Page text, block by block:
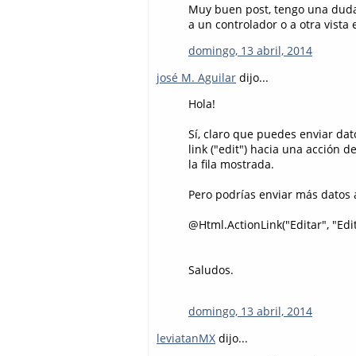
Muy buen post, tengo una
a un controlador o a otra vista
domingo, 13 abril, 2014
josé M. Aguilar dijo...
Hola!
Sí, claro que puedes enviar
link ("edit") hacia una acción
la fila mostrada.
Pero podrías enviar más
@Html.ActionLink("Editar",
Saludos.
domingo, 13 abril, 2014
leviatanMX dijo...